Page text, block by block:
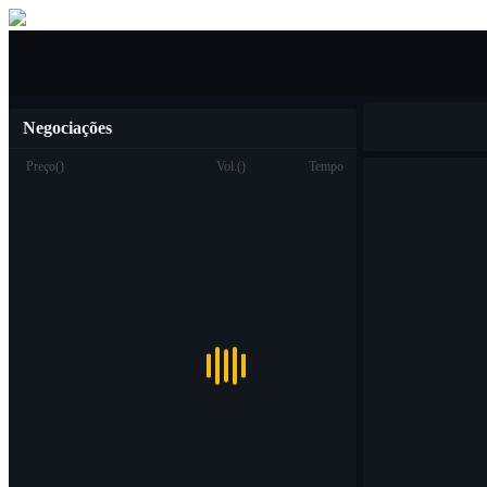
Negociações
Preço() Vol.() Tempo